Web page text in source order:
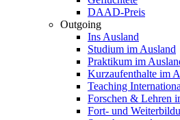
DAAD-Preis
Outgoing
Ins Ausland
Studium im Ausland
Praktikum im
Kurzaufenthalte im
Teaching
Forschen & Lehren
Fort- und